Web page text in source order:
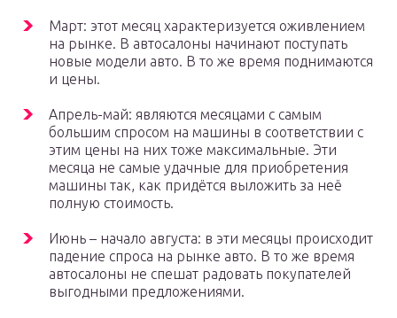
Март: этот месяц характеризуется оживлением
на рынке. В автосалоны начинают поступать
новые модели авто. В то же время поднимаются
и цены.
Апрель-май: являются месяцами с самым
большим спросом на машины в соответствии с
этим цены на них тоже максимальные. Эти
месяца не самые удачные для приобретения
машины так, как придётся выложить за неё
полную стоимость.
Июнь – начало августа: в эти месяцы происходит
падение спроса на рынке авто. В то же время
автосалоны не спешат радовать покупателей
выгодными предложениями.